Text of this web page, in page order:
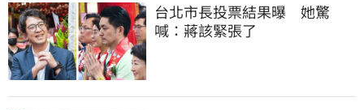
台北市長投票結果曝　她驚
喊：蔣該緊張了